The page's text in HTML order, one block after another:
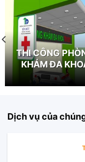
THI CÔNG
KHÁM ĐA
Dịch vụ của